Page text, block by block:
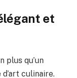
et
plus qu’un
culinaire.